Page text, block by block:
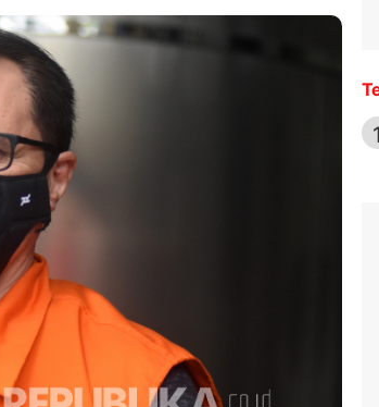
1